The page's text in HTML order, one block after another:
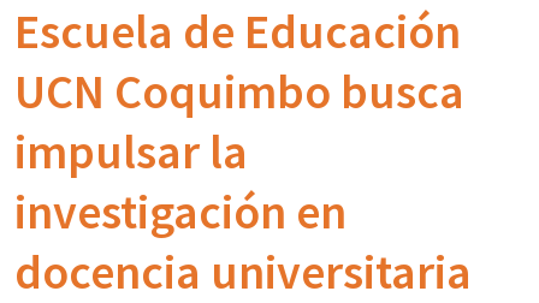
Escuela de Educación
UCN Coquimbo busca
impulsar la
investigación en
docencia universitaria